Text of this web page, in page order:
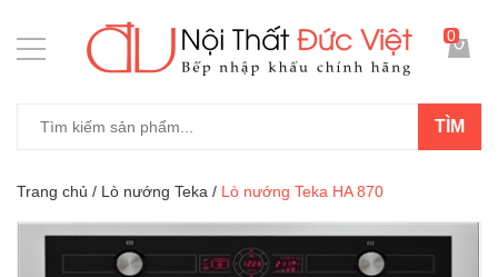
TÌM
0
Trang chủ / Lò nướng Teka / Lò nướng Teka HA 870